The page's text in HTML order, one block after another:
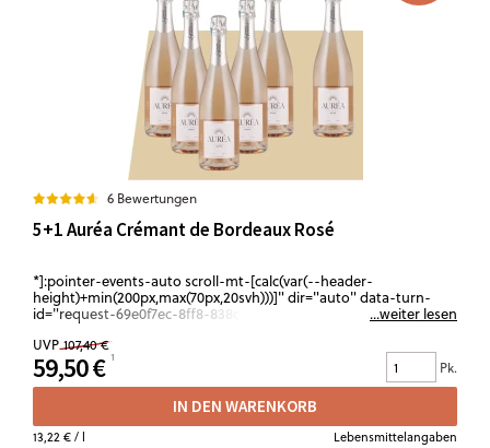
6 Bewertungen
5+1 Auréa Crémant de Bordeaux Rosé
*]:pointer-events-auto scroll-mt-[calc(var(--header-
height)+min(200px,max(70px,20svh)))]" dir="auto" data-turn-
id="request-69e0f7ec-8ff8-838c-8370-73ce1b442a96-103" data-
turn="assistant"> Ein Paket für alle, die Crémant mit Farbe,
Leichtigkeit und Charakter mögen: feine Perlage, saftige rote
Frucht und ein eleganter, trockener Stil mit sofortiger
Abende, die leicht starten und offen bleiben. Eine Box für
Genießer, die Stimmung nicht planen – sondern...
...weiter lesen
UVP 107,40 €
59,50 € Pk.
IN DEN WARENKORB
13,22 €/ l Lebensmittelangaben